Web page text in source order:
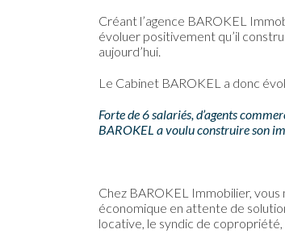
Créant l’agence BAROKEL
évoluer positivement qu’il
aujourd’hui.
Le Cabinet BAROKEL a donc
Forte de 6 salariés, d’agents
BAROKEL a voulu construire son
Chez BAROKEL Immobilier,
économique en attente de
locative, le syndic de copropriété,